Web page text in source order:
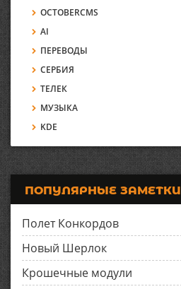
OCTOBERCMS
AI
ПЕРЕВОДЫ
СЕРБИЯ
ТЕЛЕК
МУЗЫКА
KDE
ПОПУЛЯРНЫЕ ЗАМЕТКИ
Полет Конкордов
Новый Шерлок
Крошечные модули